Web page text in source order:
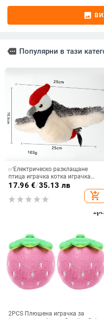
image
more Популярни в тази
✅Електрическо разклащане
птица играчка котка играчка
котка викаща птица играчка
забавление котешка пръчка
17.96 €/35.13 лв
add_shopping_cart
2PCS Плюшена играчка за